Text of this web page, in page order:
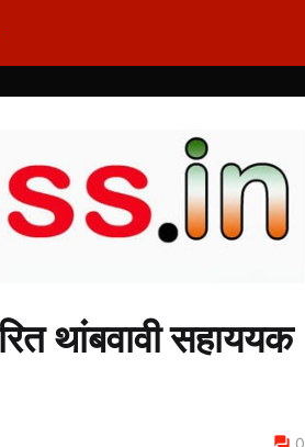
थांबवावी सहाययक